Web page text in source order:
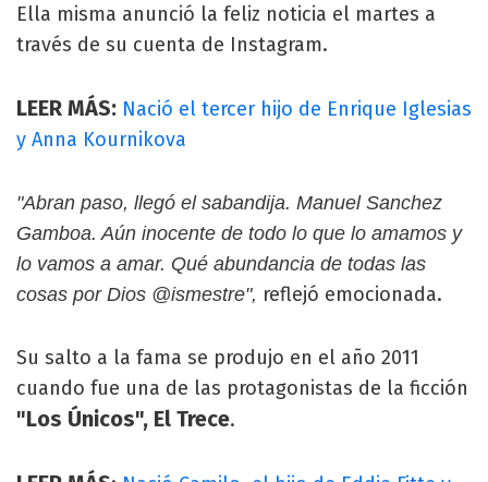
Ella misma anunció la feliz noticia el martes a
través de su cuenta de Instagram.
LEER MÁS: Nació el tercer hijo de Enrique Iglesias
y Anna Kournikova
"Abran paso, llegó el sabandija. Manuel Sanchez
Gamboa. Aún inocente de todo lo que lo amamos y
lo vamos a amar. Qué abundancia de todas las
cosas por Dios @ismestre", reflejó emocionada.
Su salto a la fama se produjo en el año 2011
cuando fue una de las protagonistas de la ficción
"Los Únicos", El Trece.